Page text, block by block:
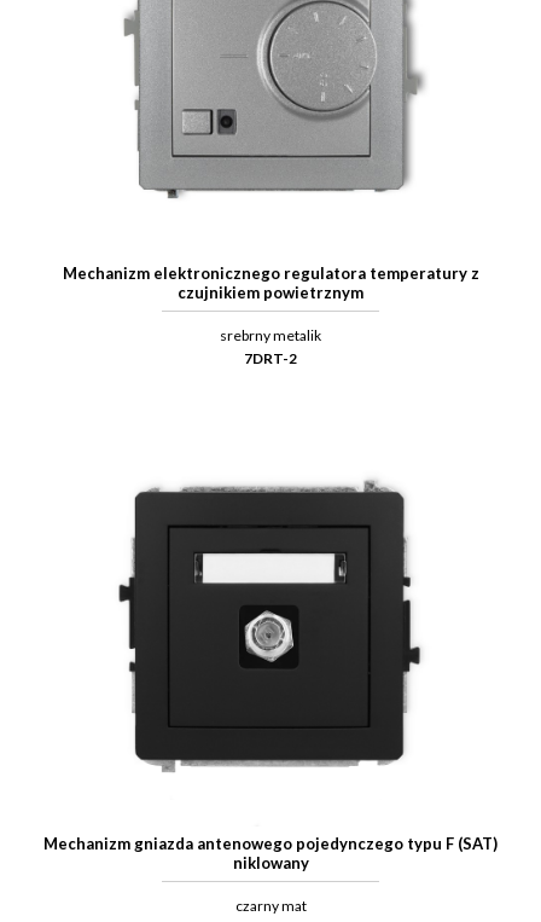
Mechanizm elektronicznego regulatora temperatury z
czujnikiem powietrznym
srebrny metalik
7DRT-2
Mechanizm gniazda antenowego pojedynczego typu F (SAT)
niklowany
czarny mat